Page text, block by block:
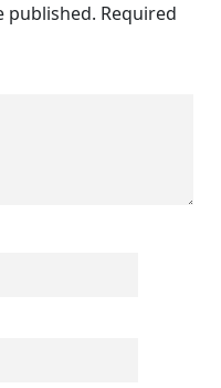
published. Required